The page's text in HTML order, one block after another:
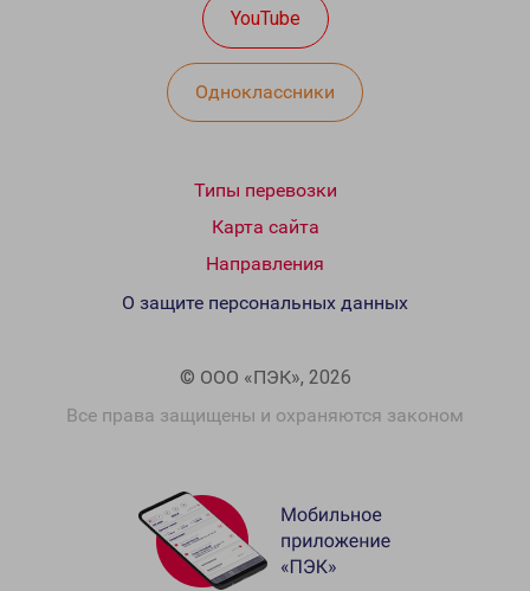
YouTube
Одноклассники
Типы перевозки
Карта сайта
Направления
© ООО «ПЭК», 2026
Все права защищены и охраняются законом
О защите персональных данных